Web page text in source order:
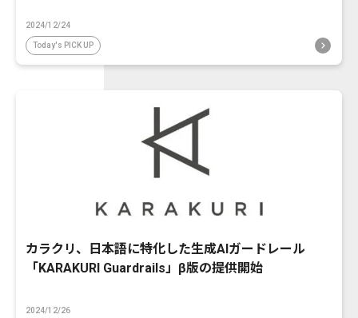
2024/12/24
Today's PICK UP
カラクリ、日本語に特化した生成AIガードレール
「KARAKURI Guardrails」β版の提供開始
2024/12/26